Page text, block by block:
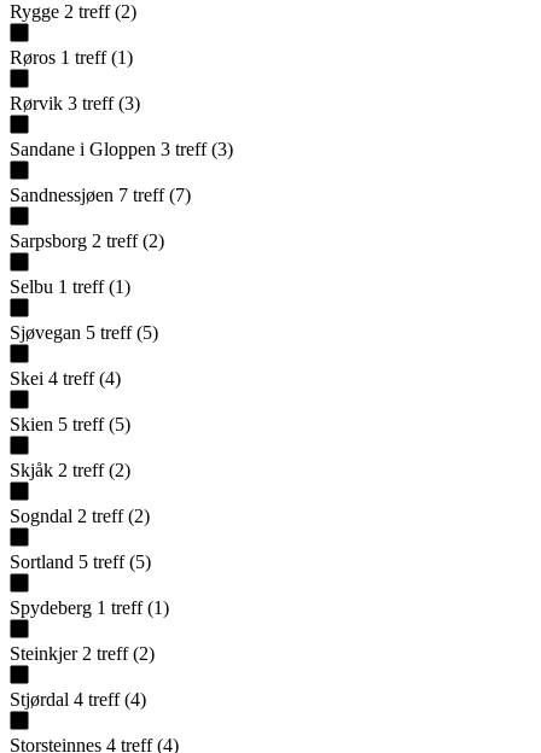
Rygge 2 treff (2)
Røros 1 treff (1)
Rørvik 3 treff (3)
Sandane i Gloppen 3 treff (3)
Sandnessjøen 7 treff (7)
Sarpsborg 2 treff (2)
Selbu 1 treff (1)
Sjøvegan 5 treff (5)
Skei 4 treff (4)
Skien 5 treff (5)
Skjåk 2 treff (2)
Sogndal 2 treff (2)
Sortland 5 treff (5)
Spydeberg 1 treff (1)
Steinkjer 2 treff (2)
Stjørdal 4 treff (4)
Storsteinnes 4 treff (4)